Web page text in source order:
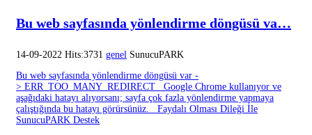
Bu web sayfasında yönlendirme döngüsü va…
14-09-2022 Hits:3731 genel SunucuPARK
Bu web sayfasında yönlendirme döngüsü var -
> ERR_TOO_MANY_REDIRECT Google Chrome kullanıyor ve
aşağıdaki hatayı alıyorsanı; sayfa çok fazla yönlendirme yapmaya
çalıştığında bu hatayı görürsünüz. Faydalı Olması Dileği İle
SunucuPARK Destek